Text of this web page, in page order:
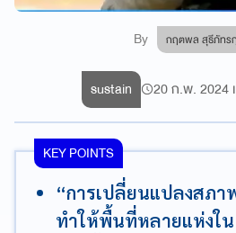
By กฤตพล สุธีภัทร
sustain 20 ก.พ. 2024
KEY POINTS
“การเปลี่ยนแปลงสภา
ทำให้พื้นที่หลายแห่งใน